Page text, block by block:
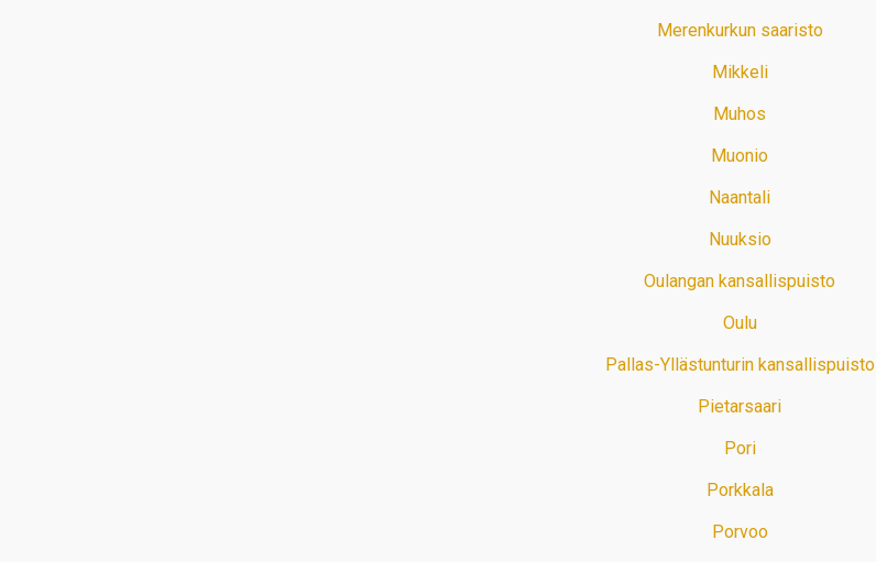
Merenkurkun saaristo
Mikkeli
Muhos
Muonio
Naantali
Nuuksio
Oulangan kansallispuisto
Oulu
Pallas-Yllästunturin kansallispuisto
Pietarsaari
Pori
Porkkala
Porvoo